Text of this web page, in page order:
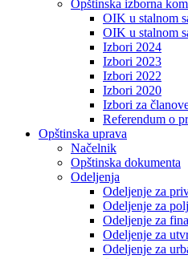
Opštinska izborna
OIK u stalnom
OIK u stalnom
Izbori 2024
Izbori 2023
Izbori 2022
Izbori 2020
Izbori za
Referendum o
Opštinska uprava
Načelnik
Opštinska dokumenta
Odeljenja
Odeljenje za
Odeljenje za
Odeljenje za
Odeljenje za
Odeljenje za